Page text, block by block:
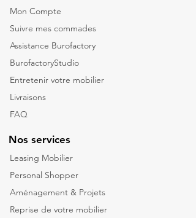
Mon Compte
Suivre mes commades
Assistance Burofactory
BurofactoryStudio
Entretenir votre mobilier
Livraisons
FAQ
Nos services
Leasing Mobilier
Personal Shopper
Aménagement & Projets
Reprise de votre mobilier